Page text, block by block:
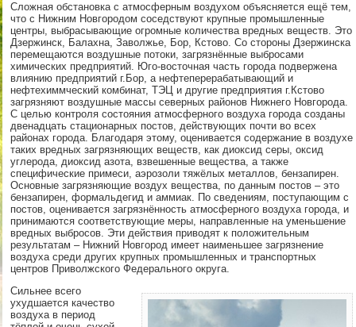
Сложная обстановка с атмосферным воздухом объясняется ещё тем,
что с Нижним Новгородом соседствуют крупные промышленные
центры, выбрасывающие огромные количества вредных веществ. Это
Дзержинск, Балахна, Заволжье, Бор, Кстово. Со стороны Дзержинска
перемещаются воздушные потоки, загрязнённые выбросами
химических предприятий. Юго-восточная часть города подвержена
влиянию предприятий г.Бор, а нефтеперерабатывающий и
нефтехиммческий комбинат, ТЭЦ и другие предприятия г.Кстово
загрязняют воздушные массы северных районов Нижнего Новгорода.
С целью контроля состояния атмосферного воздуха города созданы
двенадцать стационарных постов, действующих почти во всех
районах города. Благодаря этому, оценивается содержание в воздухе
таких вредных загрязняющих веществ, как диоксид серы, оксид
углерода, диоксид азота, взвешенные вещества, а также
специфические примеси, аэрозоли тяжёлых металлов, бензапирен.
Основные загрязняющие воздух вещества, по данным постов – это
бензапирен, формальдегид и аммиак. По сведениям, поступающим с
постов, оценивается загрязнённость атмосферного воздуха города, и
принимаются соответствующие меры, направленные на уменьшение
вредных выбросов. Эти действия приводят к положительным
результатам – Нижний Новгород имеет наименьшее загрязнение
воздуха среди других крупных промышленных и транспортных
центров Приволжского Федерального округа.
Сильнее всего
ухудшается качество
воздуха в период